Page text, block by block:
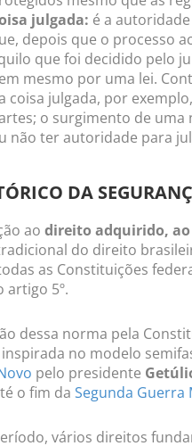
julgada: é a
depois que o processo
que foi decidido pelo
mesmo por uma lei.
coisa julgada, por
o surgimento de
não ter autoridade para
DA
ao direito adquirido,
do direito
as Constituições
artigo 5º.
dessa norma pela
no modelo
pelo presidente
o fim da Segunda Guerra
vários direitos